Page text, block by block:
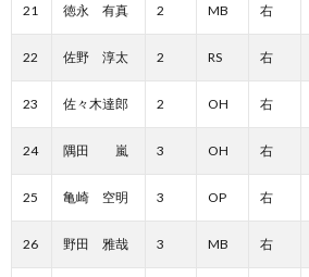
21 徳永 有真 2 MB 右
22 佐野 淳太 2 RS 右
23 佐々木達郎 2 OH 右
24 隅田 嵐 3 OH 右
25 亀崎 空明 3 OP 右
26 野田 雅哉 3 MB 右